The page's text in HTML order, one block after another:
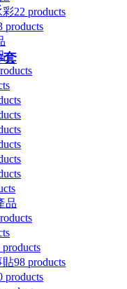
套
彩22 products
products
品
products
貼98 products
products